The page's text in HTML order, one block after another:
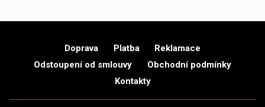
Doprava Platba
Reklamace
Odstoupení od smlouvy
Obchodní podmínky
Kontakty